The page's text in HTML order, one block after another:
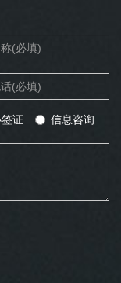
证 信息咨询